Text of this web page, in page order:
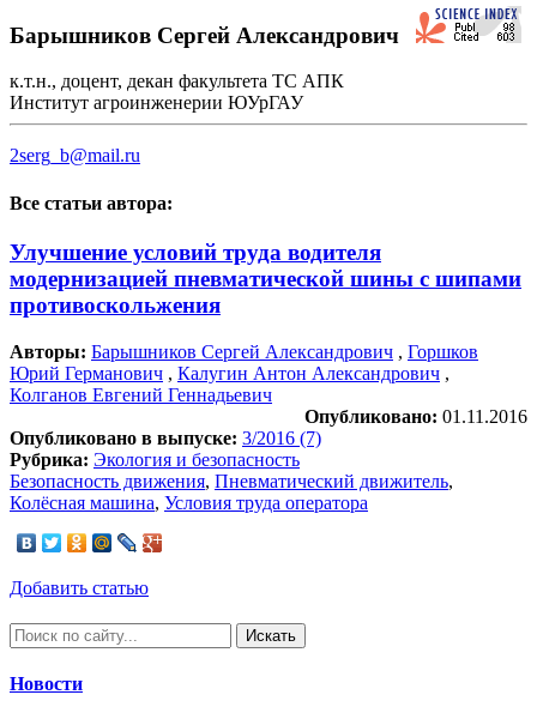
Барышников Сергей Александрович
к.т.н., доцент, декан факультета ТС АПК
Институт агроинженерии ЮУрГАУ
2serg_b@mail.ru
Все статьи автора:
Улучшение условий труда водителя
модернизацией пневматической шины с шипами
противоскольжения
Авторы: Барышников Сергей Александрович , Горшков
Юрий Германович , Калугин Антон Александрович ,
Колганов Евгений Геннадьевич
Опубликовано: 01.11.2016
Опубликовано в выпуске: 3/2016 (7)
Рубрика: Экология и безопасность
Безопасность движения, Пневматический движитель,
Колёсная машина, Условия труда оператора
Добавить статью
Искать
Новости